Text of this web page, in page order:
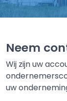
Neem
Wij zijn uw
uw